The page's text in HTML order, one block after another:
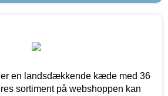
er en landsdækkende kæde med 36
sortiment på webshoppen kan